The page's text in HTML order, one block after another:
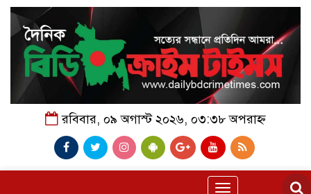
রবিবার, ০৯ অগাস্ট ২০২৬, ০৩:৩৮ অপরাহ্ন
Toggle